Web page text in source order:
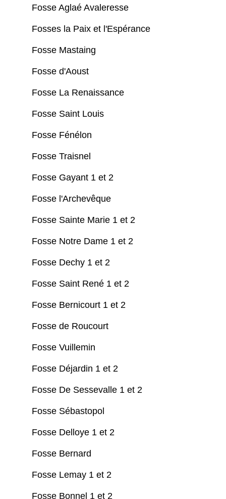
Fosse Aglaé Avaleresse
Fosses la Paix et l'Espérance
Fosse Mastaing
Fosse d'Aoust
Fosse La Renaissance
Fosse Saint Louis
Fosse Fénélon
Fosse Traisnel
Fosse Gayant 1 et 2
Fosse l'Archevêque
Fosse Sainte Marie 1 et 2
Fosse Notre Dame 1 et 2
Fosse Dechy 1 et 2
Fosse Saint René 1 et 2
Fosse Bernicourt 1 et 2
Fosse de Roucourt
Fosse Vuillemin
Fosse Déjardin 1 et 2
Fosse De Sessevalle 1 et 2
Fosse Sébastopol
Fosse Delloye 1 et 2
Fosse Bernard
Fosse Lemay 1 et 2
Fosse Bonnel 1 et 2